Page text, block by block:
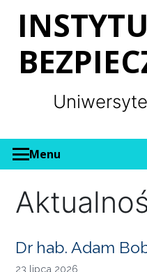
Menu
Dr hab. Adam
23 lipca 2026